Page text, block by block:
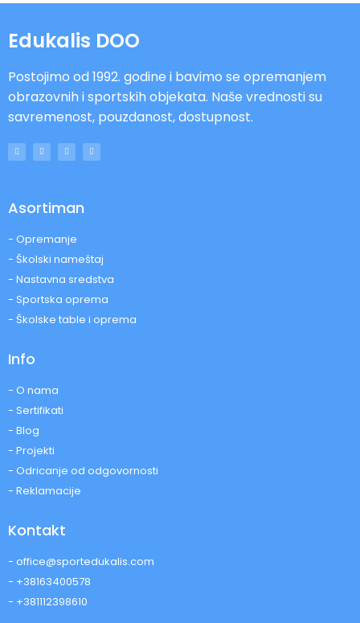
Edukalis DOO
Postojimo od 1992. godine i bavimo se opremanjem
obrazovnih i sportskih objekata. Naše vrednosti su
savremenost, pouzdanost, dostupnost.
Asortiman
- Opremanje
- Školski nameštaj
- Nastavna sredstva
- Sportska oprema
- Školske table i oprema
Info
- O nama
- Sertifikati
- Blog
- Projekti
- Odricanje od odgovornosti
- Reklamacije
Kontakt
- office@sportedukalis.com
- +38163400578
- +381112398610